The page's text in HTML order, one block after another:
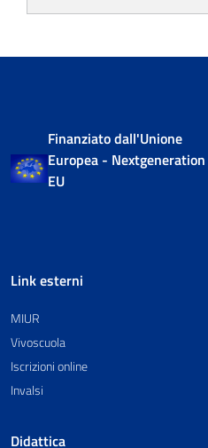
Finanziato dall'Unione
Europea - Nextgeneration
EU
Link esterni
MIUR
Vivoscuola
Iscrizioni online
Invalsi
Didattica